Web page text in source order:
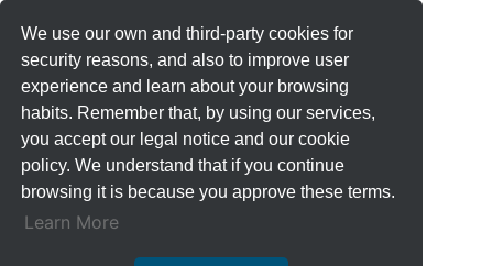
We use our own and third-party cookies for
security reasons, and also to improve user
experience and learn about your browsing
habits. Remember that, by using our services,
you accept our legal notice and our cookie
policy. We understand that if you continue
browsing it is because you approve these terms.
Learn More